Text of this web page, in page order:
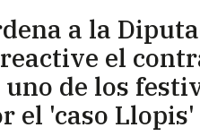
a la
el
de los
el 'caso Llopis'